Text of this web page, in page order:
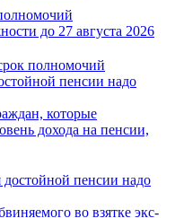
до 27 августа 2026
пенсии надо
которые
дохода на пенсии,
во взятке экс-